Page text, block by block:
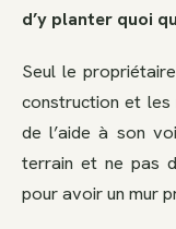
d’y planter quoi
Seul le
construction et les
de l’aide à son
terrain et ne pas
pour avoir un mur